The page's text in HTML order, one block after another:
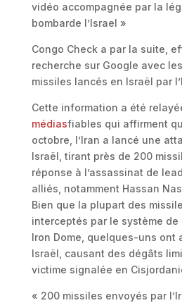
vidéo accompagnée par la
bombarde l’Israel »
Congo Check a par la suite,
recherche sur Google avec
missiles lancés en Israël par
Cette information a été
médiasfiables qui affirment
octobre, l’Iran a lancé une
Israël, tirant près de 200
réponse à l’assassinat de
alliés, notamment Hassan
Bien que la plupart des
interceptés par le système
Iron Dome, quelques-uns
Israël, causant des dégâts
victime signalée en
« 200 missiles envoyés par